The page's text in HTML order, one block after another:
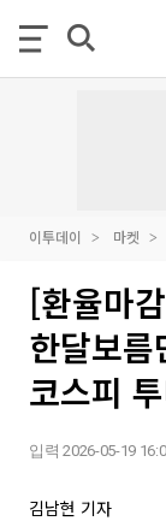
이투데이 마켓
[환율마
한달보
코스피
입력 2026-05-19
김남현 기자